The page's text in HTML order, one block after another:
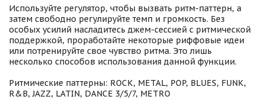
Используйте регулятор, чтобы вызвать ритм-паттерн, а
затем свободно регулируйте темп и громкость. Без
особых усилий насладитесь джем-сессией с ритмической
поддержкой, проработайте некоторые риффовые идеи
или потренируйте свое чувство ритма. Это лишь
несколько способов использования данной функции.
Ритмические паттерны: ROCK, METAL, POP, BLUES, FUNK,
R&B, JAZZ, LATIN, DANCE 3/5/7, METRO